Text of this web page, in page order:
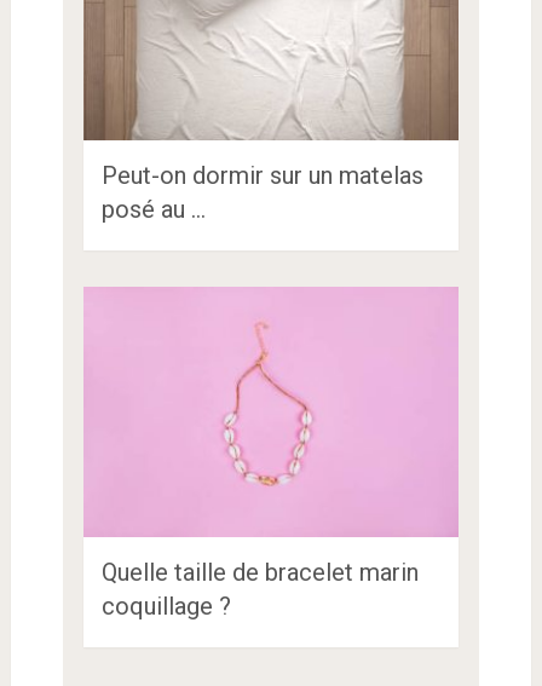
Peut-on dormir sur un matelas
posé au …
Quelle taille de bracelet marin
coquillage ?